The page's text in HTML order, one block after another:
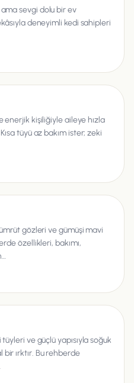
sevgi dolu bir ev
deneyimli kedi sahipleri
enerjik kişiliğiyle aileye hızla
tüyü az bakım ister; zeki
gözleri ve gümüşi mavi
özellikleri, bakımı,
ve güçlü yapısıyla soğuk
ırktır. Bu rehberde